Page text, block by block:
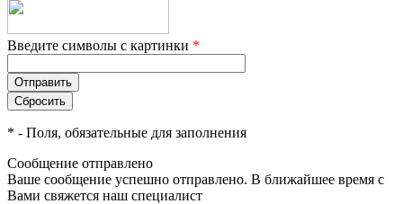
Введите символы с картинки *
* - Поля, обязательные для заполнения
Сообщение отправлено
Ваше сообщение успешно отправлено. В ближайшее время с
Вами свяжется наш специалист